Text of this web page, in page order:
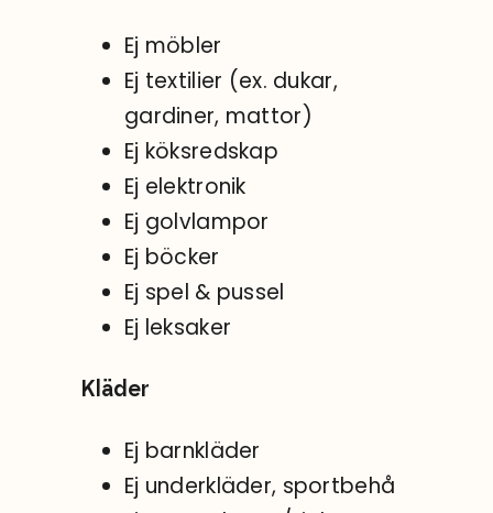
Ej möbler
Ej textilier (ex. dukar,
gardiner, mattor)
Ej köksredskap
Ej elektronik
Ej golvlampor
Ej böcker
Ej spel & pussel
Ej leksaker
Kläder
Ej barnkläder
Ej underkläder, sportbehå